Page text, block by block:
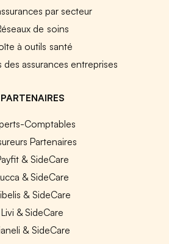
par secteur
de soins
à outils santé
des assurances entreprises
PARTENAIRES
Comptables
Partenaires
& SideCare
& SideCare
& SideCare
Livi & SideCare
& SideCare